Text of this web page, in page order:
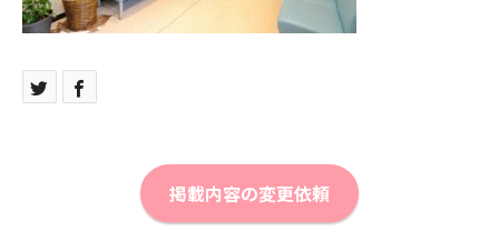
掲載内容の変更依頼